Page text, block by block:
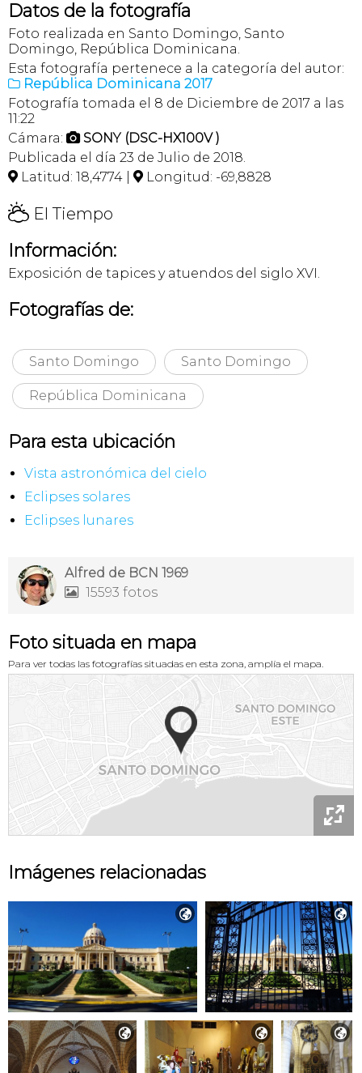
Datos de la fotografía
Foto realizada en Santo Domingo, Santo
Domingo, República Dominicana.
Esta fotografía pertenece a la categoría del autor:
 República Dominicana 2017
Fotografía tomada el 8 de Diciembre de 2017 a las
11:22
Cámara:  SONY (DSC-HX100V )
Publicada el día 23 de Julio de 2018.
 Latitud: 18,4774 |  Longitud: -69,8828
H El Tiempo
Información:
Exposición de tapices y atuendos del siglo XVI.
Fotografías de:
Santo Domingo Santo Domingo
República Dominicana
Para esta ubicación
Vista astronómica del cielo
Eclipses solares
Eclipses lunares
Alfred de BCN 1969
 15593 fotos
Foto situada en mapa
Para ver todas las fotografías situadas en esta zona, amplía el mapa.

Imágenes relacionadas
 
  